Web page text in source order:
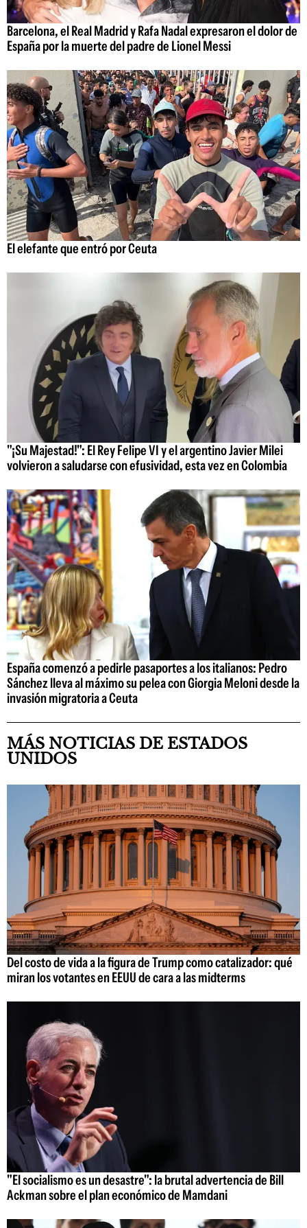
Barcelona, el Real Madrid y Rafa Nadal expresaron el dolor de
España por la muerte del padre de Lionel Messi
El elefante que entró por Ceuta
"¡Su Majestad!": El Rey Felipe VI y el argentino Javier Milei
volvieron a saludarse con efusividad, esta vez en Colombia
España comenzó a pedirle pasaportes a los italianos: Pedro
Sánchez lleva al máximo su pelea con Giorgia Meloni desde la
invasión migratoria a Ceuta
MÁS NOTICIAS DE ESTADOS
UNIDOS
Del costo de vida a la figura de Trump como catalizador: qué
miran los votantes en EEUU de cara a las midterms
"El socialismo es un desastre": la brutal advertencia de Bill
Ackman sobre el plan económico de Mamdani